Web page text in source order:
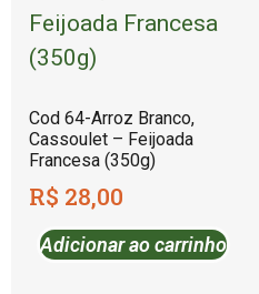
Cod 64-Arroz Branco,
Cassoulet – Feijoada
Francesa (350g)
R$ 28,00
Adicionar ao carrinho